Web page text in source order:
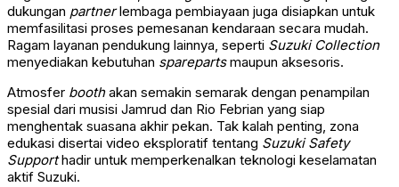
dukungan partnerlembaga pembiayaan juga disiapkan untuk
memfasilitasi proses pemesanan kendaraan secara mudah.
Ragam layanan pendukung lainnya, seperti Suzuki Collection
menyediakan kebutuhan sparepartsmaupun aksesoris.
Atmosfer boothakan semakin semarak dengan penampilan
spesial dari musisi Jamrud dan Rio Febrian yang siap
menghentak suasana akhir pekan. Tak kalah penting, zona
edukasi disertai video eksploratif tentang Suzuki Safety
Supporthadir untuk memperkenalkan teknologi keselamatan
aktif Suzuki.